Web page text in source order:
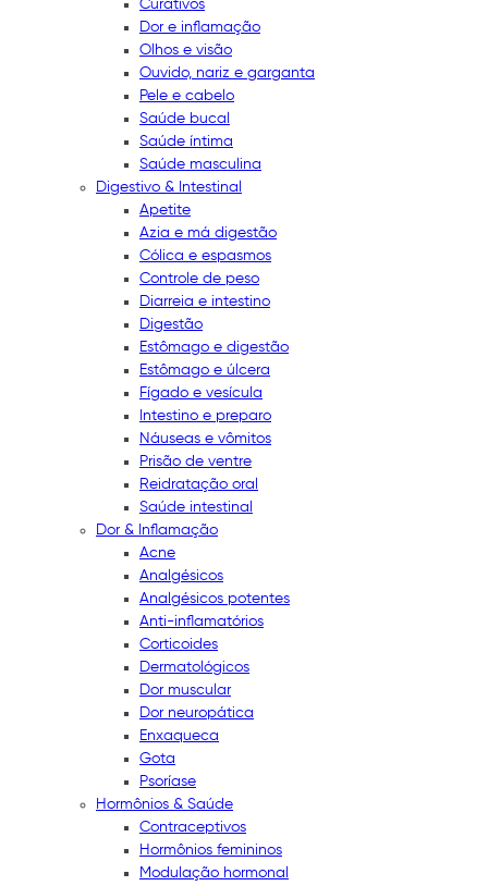
Curativos
Dor e inflamação
Olhos e visão
Ouvido, nariz e garganta
Pele e cabelo
Saúde bucal
Saúde íntima
Saúde masculina
Digestivo & Intestinal
Apetite
Azia e má digestão
Cólica e espasmos
Controle de peso
Diarreia e intestino
Digestão
Estômago e digestão
Estômago e úlcera
Fígado e vesícula
Intestino e preparo
Náuseas e vômitos
Prisão de ventre
Reidratação oral
Saúde intestinal
Dor & Inflamação
Acne
Analgésicos
Analgésicos potentes
Anti-inflamatórios
Corticoides
Dermatológicos
Dor muscular
Dor neuropática
Enxaqueca
Gota
Psoríase
Hormônios & Saúde
Contraceptivos
Hormônios femininos
Modulação hormonal